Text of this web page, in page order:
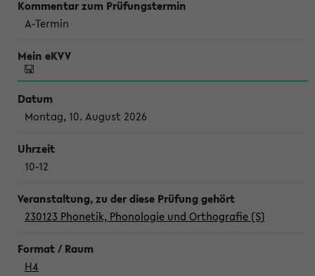
A-Termin
Montag, 10. August 2026
10-12
230123 Phonetik, Phonologie und Orthografie (S)
H4